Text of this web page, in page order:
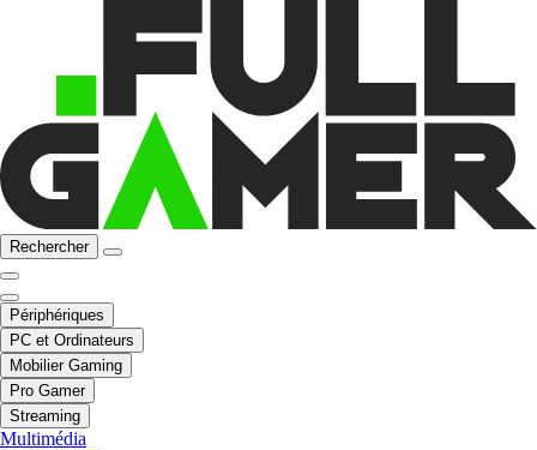
Rechercher
Périphériques
PC et Ordinateurs
Mobilier Gaming
Pro Gamer
Streaming
Multimédia